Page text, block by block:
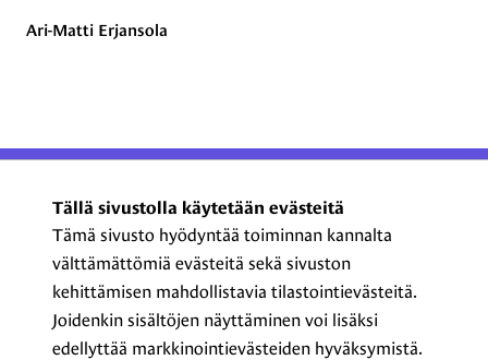
Tällä sivustolla käytetään evästeitä
Tämä sivusto hyödyntää toiminnan kannalta
välttämättömiä evästeitä sekä sivuston
kehittämisen mahdollistavia tilastointievästeitä.
Joidenkin sisältöjen näyttäminen voi lisäksi
edellyttää markkinointievästeiden hyväksymistä.
Ari-Matti Erjansola
ProCom – Viestinnän
ammattilaiset ry
Kasarmikatu 23 A 5, 2. krs
00130 Helsinki
+358 44 720 3022
procom@procom.fi